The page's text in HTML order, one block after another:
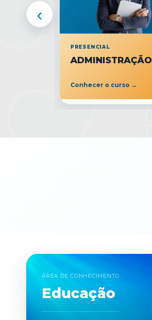
PRESENCIAL
ADMINISTRAÇÃO
Conhecer o curso →
‹
ÁREA DE CONHECIMENTO
Educação